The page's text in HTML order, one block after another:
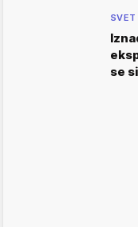
SVET
se